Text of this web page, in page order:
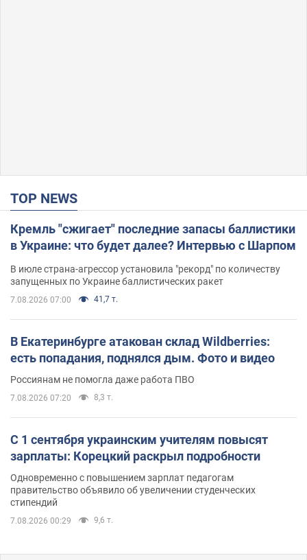
TOP NEWS
Кремль "сжигает" последние запасы баллистики
в Украине: что будет далее? Интервью с Шарпом
В июле страна-агрессор установила "рекорд" по количеству
запущенных по Украине баллистических ракет
7.08.2026 07:00 41,7 т.
В Екатеринбурге атакован склад Wildberries:
есть попадания, поднялся дым. Фото и видео
Россиянам не помогла даже работа ПВО
7.08.2026 07:20 8,3 т.
С 1 сентября украинским учителям повысят
зарплаты: Корецкий раскрыл подробности
Одновременно с повышением зарплат педагогам
правительство объявило об увеличении студенческих
стипендий
7.08.2026 00:29 9,6 т.